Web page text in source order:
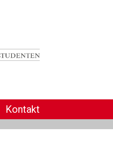
Kontakt